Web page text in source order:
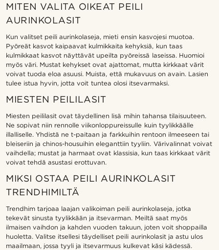
MITEN VALITA OIKEAT PEILI
AURINKOLASIT
Kun valitset peili aurinkolaseja, mieti ensin kasvojesi muotoa.
Pyöreät kasvot kaipaavat kulmikkaita kehyksiä, kun taas
kulmikkaat kasvot näyttävät upeilta pyöreissä laseissa. Huomioi
myös väri. Mustat kehykset ovat ajattomat, mutta kirkkaat värit
voivat tuoda eloa asuusi. Muista, että mukavuus on avain. Lasien
tulee istua hyvin, jotta voit tuntea olosi itsevarmaksi.
MIESTEN PEILILASIT
Miesten peililasit ovat täydellinen lisä mihin tahansa tilaisuuteen.
Ne sopivat niin rennolle viikonloppureissulle kuin tyylikkäälle
illalliselle. Yhdistä ne t-paitaan ja farkkuihin rentoon ilmeeseen tai
bleiseriin ja chinos-housuihin eleganttiin tyyliin. Värivalinnat voivat
vaihdella; mustat ja harmaat ovat klassisia, kun taas kirkkaat värit
voivat tehdä asustasi erottuvan.
MIKSI OSTAA PEILI AURINKOLASIT
TRENDHIMILTÄ
Trendhim tarjoaa laajan valikoiman peili aurinkolaseja, jotka
tekevät sinusta tyylikkään ja itsevarman. Meiltä saat myös
ilmaisen vaihdon ja kahden vuoden takuun, joten voit shoppailla
huoletta. Valitse itsellesi täydelliset peili aurinkolasit ja astu ulos
maailmaan, jossa tyyli ja itsevarmuus kulkevat käsi kädessä.